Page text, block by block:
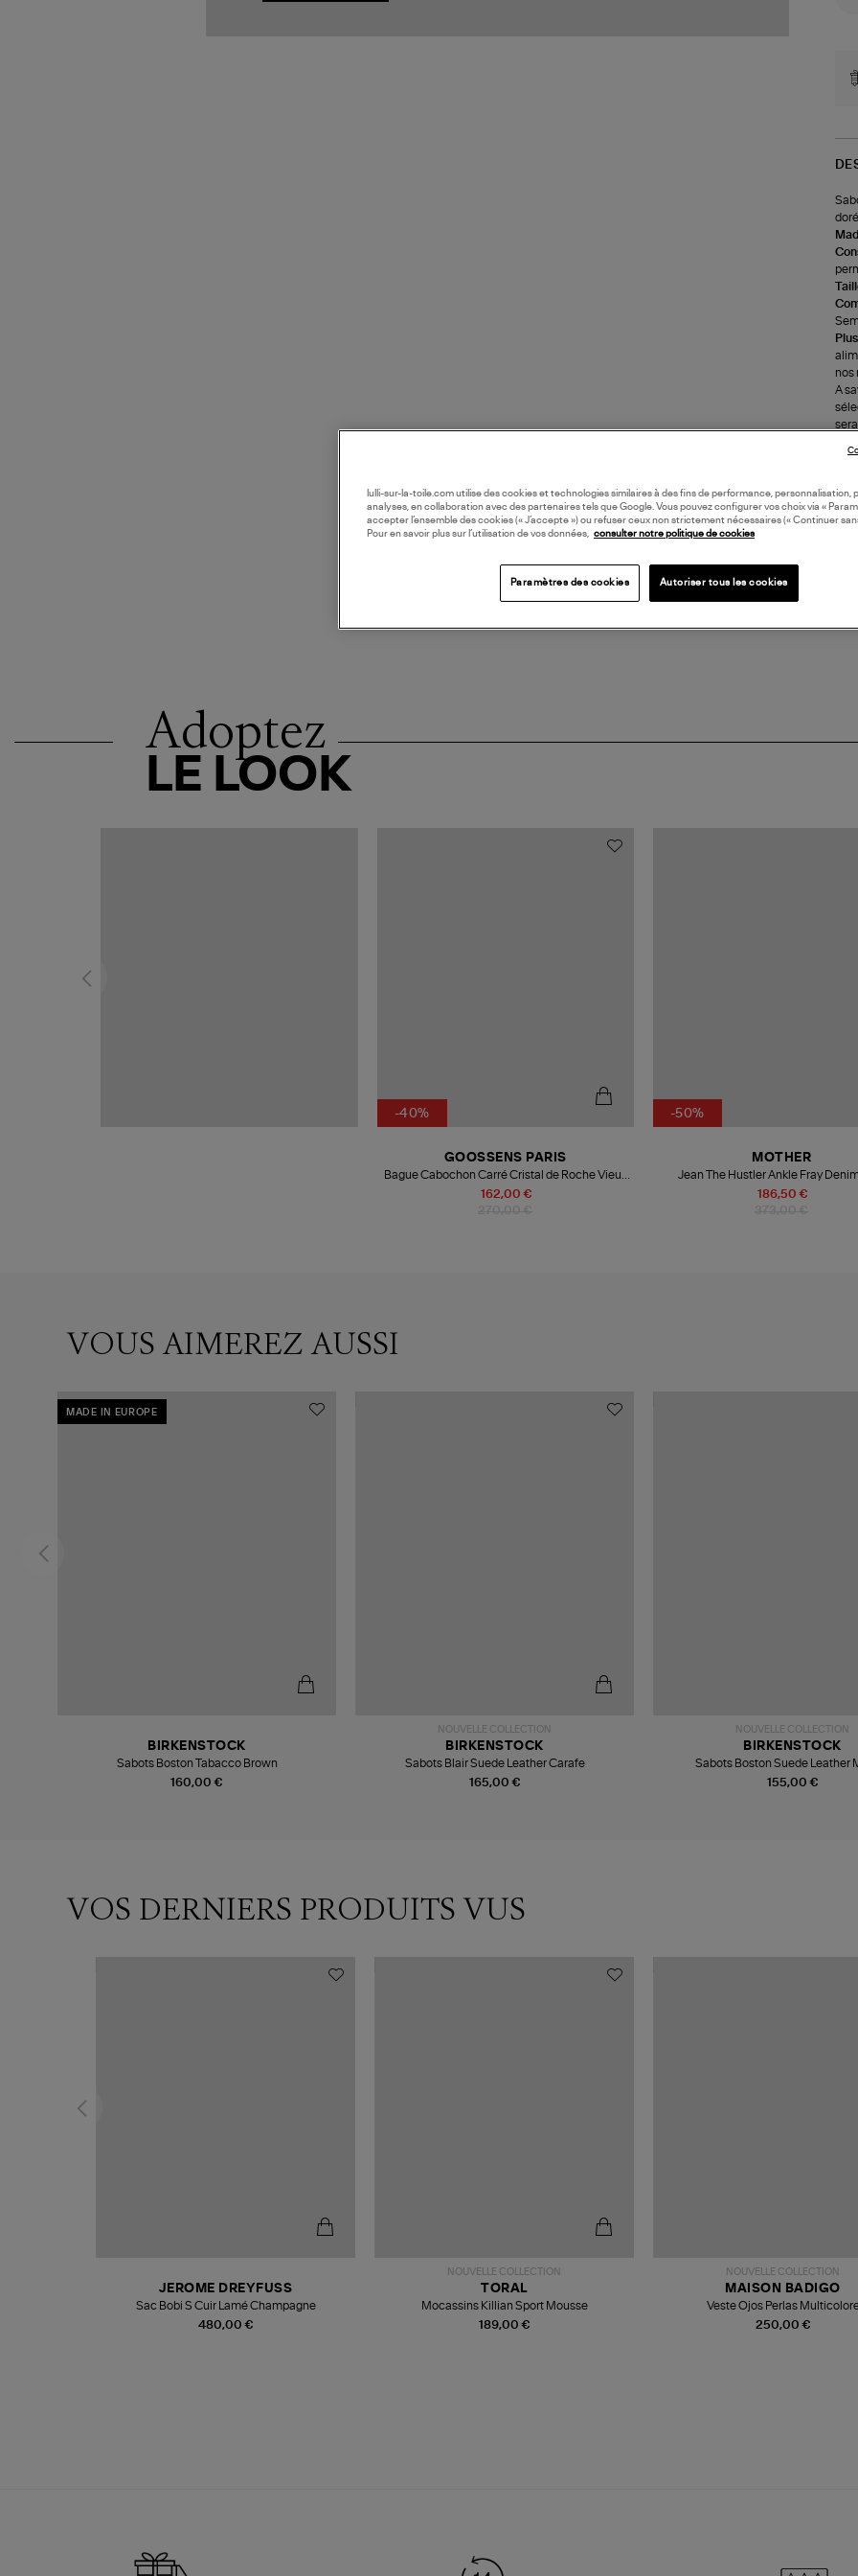
nos
A
Adoptez
LE LOOK
-40%
162,00 €
GOOSSENS PARIS
Bague Cabochon Carré Cristal de Roche Vieux
Rose
-50%
186,50 €
MOTHER
Jean The Hustler Ankle Fray
Crossroads
VOUS AIMEREZ AUSSI
MADE IN EUROPE
160,00 €
BIRKENSTOCK
Sabots Boston Tabacco Brown
NOUVELLE COLLECTION
165,00 €
BIRKENSTOCK
Sabots Blair Suede Leather Carafe
NOUVELLE COLLECTION
155,00 €
BIRKENSTOCK
Sabots Boston Suede Leather
VOS DERNIERS PRODUITS VUS
480,00 €
JEROME DREYFUSS
Sac Bobi S Cuir Lamé Champagne
NOUVELLE COLLECTION
189,00 €
TORAL
Mocassins Killian Sport Mousse
NOUVELLE COLLECTION
250,00 €
MAISON BADIGO
Veste Ojos Perlas
lulli-sur-la-toile.com utilise des cookies et technologies similaires à des fins de performance, personnalisation,
analyses, en collaboration avec des partenaires tels que Google. Vous pouvez configurer vos choix via «
accepter l’ensemble des cookies (« J’accepte ») ou refuser ceux non strictement nécessaires (« Continuer
Pour en savoir plus sur l’utilisation de vos données, consulter notre politique de cookies
Paramètres des cookies Autoriser tous les cookies